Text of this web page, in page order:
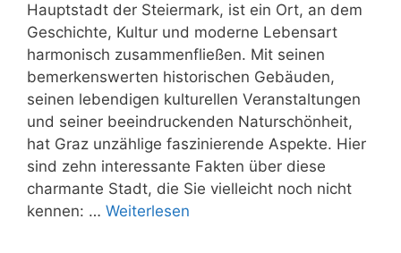
Hauptstadt der Steiermark, ist ein Ort, an dem
Geschichte, Kultur und moderne Lebensart
harmonisch zusammenfließen. Mit seinen
bemerkenswerten historischen Gebäuden,
seinen lebendigen kulturellen Veranstaltungen
und seiner beeindruckenden Naturschönheit,
hat Graz unzählige faszinierende Aspekte. Hier
sind zehn interessante Fakten über diese
charmante Stadt, die Sie vielleicht noch nicht
kennen: … Weiterlesen